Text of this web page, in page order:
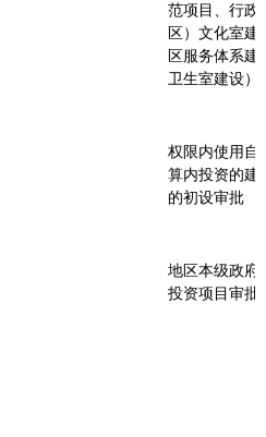
范项目、行政
区）文化室建
区服务体系建
卫生室建设
权限内使用自
算内投资的建
的初设审批
地区本级政府
投资项目审